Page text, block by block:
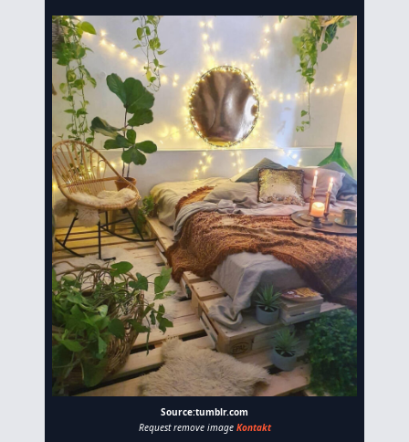
Source:tumblr.com
Request remove image Kontakt